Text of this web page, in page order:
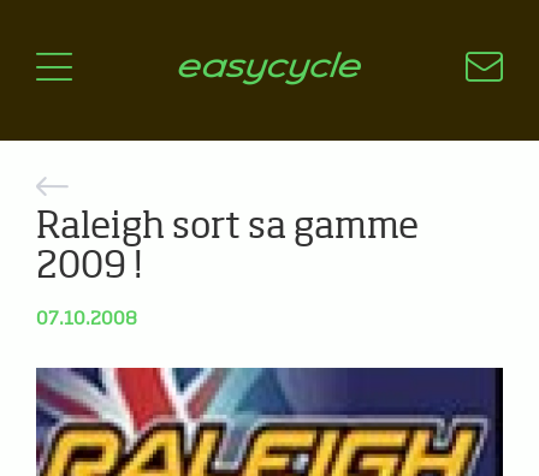
Aspects techniques
Questions / Réponses
A jour
News
Raleigh sort sa gamme
2009 !
07.10.2008